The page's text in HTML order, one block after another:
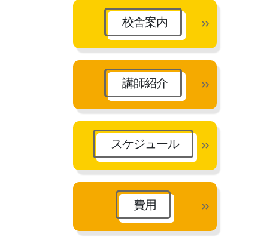
ブ
校舎案内
講師紹介
スケジュール
費用